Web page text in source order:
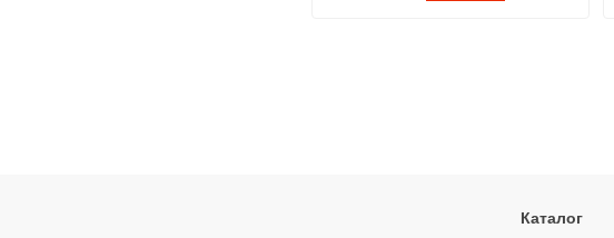
Каталог